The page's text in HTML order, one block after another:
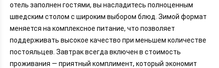
отель заполнен гостями, вы насладитесь полноценным
шведским столом с широким выбором блюд. Зимой формат
меняется на комплексное питание, что позволяет
поддерживать высокое качество при меньшем количестве
постояльцев. Завтрак всегда включен в стоимость
проживания — приятный комплимент, который экономит